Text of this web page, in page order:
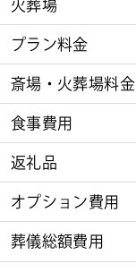
火葬場
プラン料金
斎場・火葬場料金
食事費用
返礼品
オプション費用
葬儀総額費用